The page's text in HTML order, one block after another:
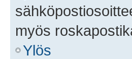
myös
Ylös